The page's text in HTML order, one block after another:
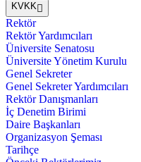
KVKK
Rektör
Rektör Yardımcıları
Üniversite Senatosu
Üniversite Yönetim Kurulu
Genel Sekreter
Genel Sekreter Yardımcıları
Rektör Danışmanları
İç Denetim Birimi
Daire Başkanları
Organizasyon Şeması
Tarihçe